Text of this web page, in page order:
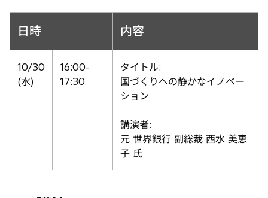
日時 内容
10/30
(水)
16:00-
17:30
タイトル:
国づくりへの静かなイノベー
ション
講演者:
元 世界銀行 副総裁 西水 美恵
子 氏